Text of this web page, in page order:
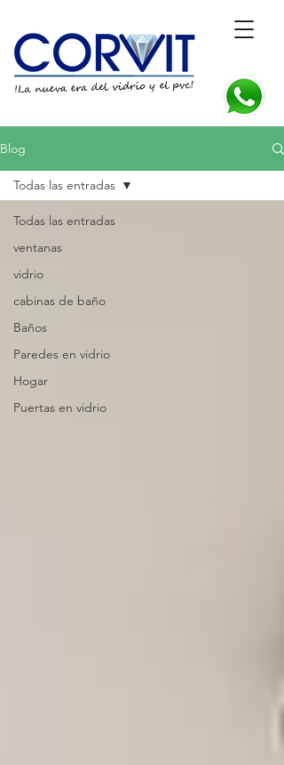
Blog
Todas las entradas
ventanas
vidrio
cabinas de baño
Baños
Paredes en vidrio
Hogar
Puertas en vidrio
Todas las entradas